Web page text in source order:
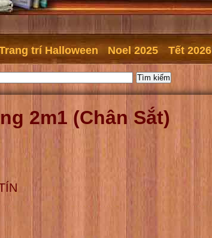
trí Halloween Noel 2025 Tết 2026
2m1 (Chân Sắt)